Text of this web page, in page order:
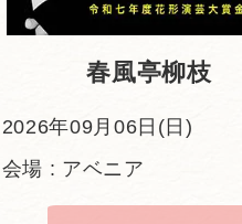
春風亭柳枝
2026年09月06日(日)
会場 : アベニア